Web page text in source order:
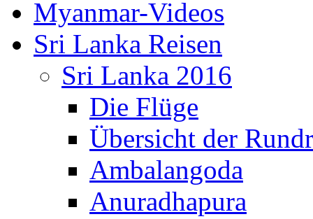
Myanmar-Videos
Sri Lanka Reisen
Sri Lanka 2016
Die Flüge
Übersicht der
Ambalangoda
Anuradhapura